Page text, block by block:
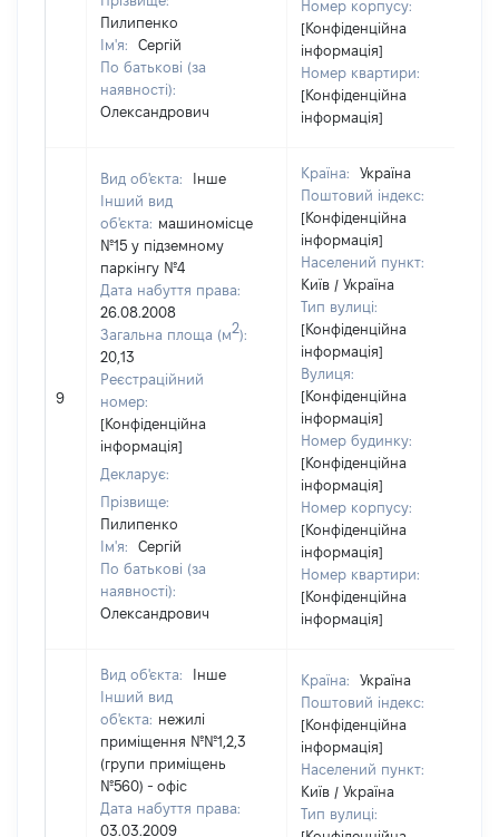
Пилипенко
Ім'я:
Сергій
По батькові (за
наявності):
Олександрович
Номер корпусу:
[Конфіденційна
інформація]
Номер квартири:
[Конфіденційна
інформація]
9
Вид об'єкта:
Інше
Інший вид
об'єкта: машиномісце
№15 у підземному
паркінгу №4
Дата набуття права:
26.08.2008
Загальна площа (м2):
20,13
Реєстраційний
номер:
[Конфіденційна
інформація]
Декларує:
Прізвище:
Пилипенко
Ім'я:
Сергій
По батькові (за
наявності):
Олександрович
Країна:
Україна
Поштовий індекс:
[Конфіденційна
інформація]
Населений пункт:
Київ / Україна
Тип вулиці:
[Конфіденційна
інформація]
Вулиця:
[Конфіденційна
інформація]
Номер будинку:
[Конфіденційна
інформація]
Номер корпусу:
[Конфіденційна
інформація]
Номер квартири:
[Конфіденційна
інформація]
Вид об'єкта:
Інше
Інший вид
об'єкта: нежилі
приміщення №№1,2,3
(групи приміщень
№560) - офіс
Дата набуття права:
03.03.2009
Країна:
Україна
Поштовий індекс:
[Конфіденційна
інформація]
Населений пункт:
Київ / Україна
Тип вулиці: